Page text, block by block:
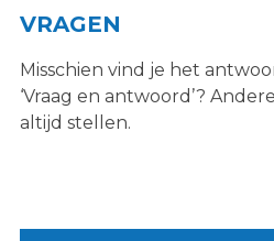
VRAGEN
Misschien vind je het
‘Vraag en antwoord’?
altijd stellen.